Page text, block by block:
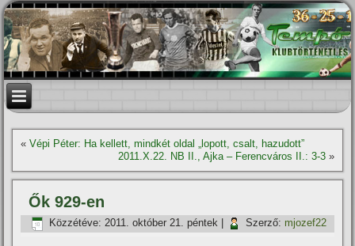
«Vépi Péter: Ha kellett, mindkét oldal „lopott, csalt, hazudott”
2011.X.22. NB II., Ajka – Ferencváros II.: 3-3»
Ők 929-en
Közzétéve: 2011. október 21. péntek Szerző: mjozef22